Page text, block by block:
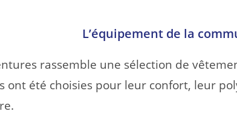
L’équipement de la
rassemble une sélection de
ont été choisies pour leur confort, leur